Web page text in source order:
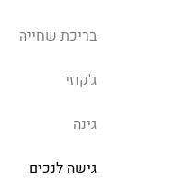
בריכת שחייה
ג'קוזי
גינה
גישה לנכים